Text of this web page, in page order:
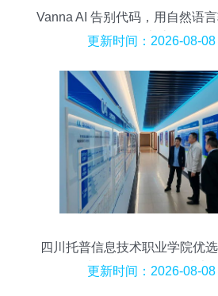
Vanna AI 告别代码，用自然语
RAG2SQL技术让数据分
更新时间：2026-08-
四川托普信息技术职业学院优
式揭牌，引领信息技术
更新时间：2026-08-